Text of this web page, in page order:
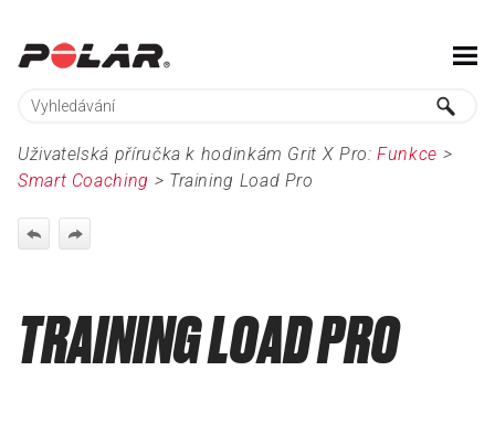
Skip To Main Content
Uživatelská příručka k hodinkám Grit X Pro:Funkce >
Smart Coaching > Training Load Pro
TRAINING LOAD PRO